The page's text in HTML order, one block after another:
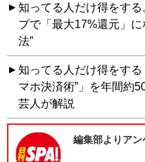
知ってる人だけ得をす
プで「最大17%還元」
法”
知ってる人だけ得をする
マホ決済術”」を年間約
芸人が解説